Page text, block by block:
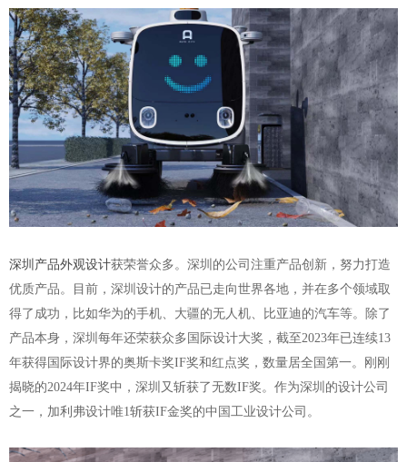
深圳产品外观设计获荣誉众多。深圳的公司注重产品创新，努力打造
优质产品。目前，深圳设计的产品已走向世界各地，并在多个领域取
得了成功，比如华为的手机、大疆的无人机、比亚迪的汽车等。除了
产品本身，深圳每年还荣获众多国际设计大奖，截至2023年已连续13
年获得国际设计界的奥斯卡奖IF奖和红点奖，数量居全国第一。刚刚
揭晓的2024年IF奖中，深圳又斩获了无数IF奖。作为深圳的设计公司
之一，加利弗设计唯1斩获IF金奖的中 国工业设计公司 。